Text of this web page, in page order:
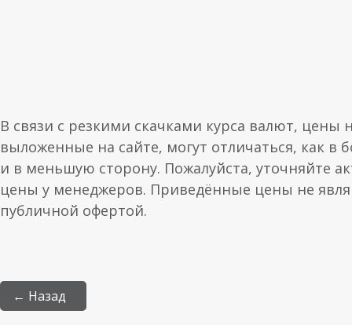
В связи с резкими скачками курса валют, цены
выложенные на сайте, могут отличаться, как в
и в меньшую сторону. Пожалуйста, уточняйте
цены у менеджеров. Приведённые цены не
публичной офертой.
← Назад